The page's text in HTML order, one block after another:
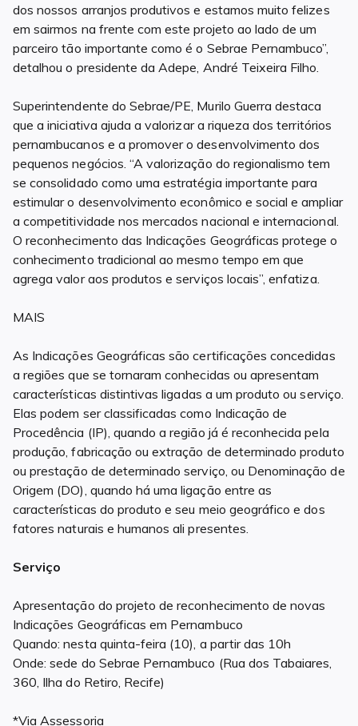
dos nossos arranjos produtivos e estamos muito felizes
em sairmos na frente com este projeto ao lado de um
parceiro tão importante como é o Sebrae Pernambuco”,
detalhou o presidente da Adepe, André Teixeira Filho.
Superintendente do Sebrae/PE, Murilo Guerra destaca
que a iniciativa ajuda a valorizar a riqueza dos territórios
pernambucanos e a promover o desenvolvimento dos
pequenos negócios. “A valorização do regionalismo tem
se consolidado como uma estratégia importante para
estimular o desenvolvimento econômico e social e ampliar
a competitividade nos mercados nacional e internacional.
O reconhecimento das Indicações Geográficas protege o
conhecimento tradicional ao mesmo tempo em que
agrega valor aos produtos e serviços locais”, enfatiza.
MAIS
As Indicações Geográficas são certificações concedidas
a regiões que se tornaram conhecidas ou apresentam
características distintivas ligadas a um produto ou serviço.
Elas podem ser classificadas como Indicação de
Procedência (IP), quando a região já é reconhecida pela
produção, fabricação ou extração de determinado produto
ou prestação de determinado serviço, ou Denominação de
Origem (DO), quando há uma ligação entre as
características do produto e seu meio geográfico e dos
fatores naturais e humanos ali presentes.
Serviço
Apresentação do projeto de reconhecimento de novas
Indicações Geográficas em Pernambuco
Quando: nesta quinta-feira (10), a partir das 10h
Onde: sede do Sebrae Pernambuco (Rua dos Tabaiares,
360, Ilha do Retiro, Recife)
*Via Assessoria